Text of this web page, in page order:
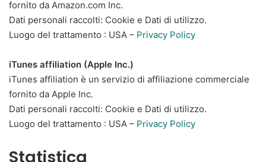
fornito da Amazon.com Inc.
Dati personali raccolti: Cookie e Dati di utilizzo.
Luogo del trattamento : USA – Privacy Policy
iTunes affiliation (Apple Inc.)
iTunes affiliation è un servizio di affiliazione commerciale
fornito da Apple Inc.
Dati personali raccolti: Cookie e Dati di utilizzo.
Luogo del trattamento : USA – Privacy Policy
Statistica